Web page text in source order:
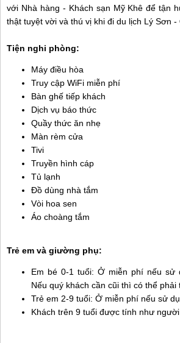
với Nhà hàng - Khách sạn Mỹ Khê để tận
thật tuyệt vời và thú vị khi đi du lịch Lý Sơn -
Tiện nghi phòng:
Máy điều hòa
Truy cập WiFi miễn phí
Bàn ghế tiếp khách
Dịch vụ báo thức
Quầy thức ăn nhẹ
Màn rèm cửa
Tivi
Truyền hình cáp
Tủ lạnh
Đồ dùng nhà tắm
Vòi hoa sen
Áo choàng tắm
Trẻ em và giường phụ:
Em bé 0-1 tuổi: Ở miễn phí nếu sử
Nếu quý khách cần cũi thì có thể phải
Trẻ em 2-9 tuổi: Ở miễn phí nếu sử
Khách trên 9 tuổi được tính như người